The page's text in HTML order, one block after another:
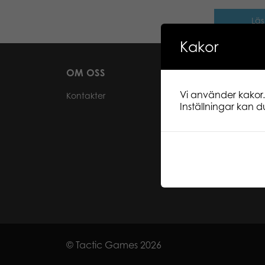
OM OSS
Kontakter
FÖR VÅRA
Bli återförsäljare
Webbutik-login
© Tactic Games 2026
Kakor
Vi använder
Inställningar kan